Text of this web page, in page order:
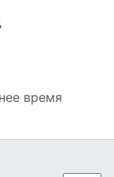
время